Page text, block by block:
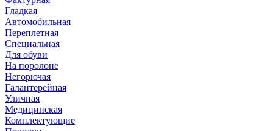
Гладкая
Автомобильная
Переплетная
Специальная
Для обуви
На поролоне
Негорючая
Галантерейная
Уличная
Медицинская
Комплектующие